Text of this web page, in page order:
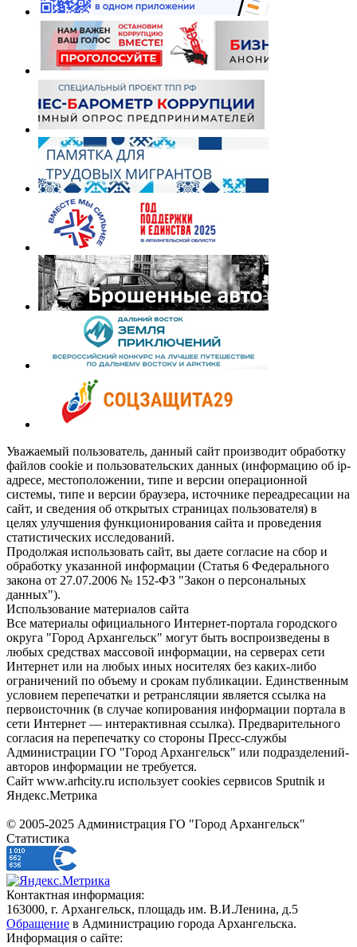
Уважаемый пользователь, данный сайт производит обработку
файлов cookie и пользовательских данных (информацию об ip-
адресе, местоположении, типе и версии операционной
системы, типе и версии браузера, источнике переадресации на
сайт, и сведения об открытых страницах пользователя) в
целях улучшения функционирования сайта и проведения
статистических исследований.
Продолжая использовать сайт, вы даете согласие на сбор и
обработку указанной информации (Статья 6 Федерального
закона от 27.07.2006 № 152-ФЗ "Закон о персональных
данных").
Использование материалов сайта
Все материалы официального Интернет-портала городского
округа "Город Архангельск" могут быть воспроизведены в
любых средствах массовой информации, на серверах сети
Интернет или на любых иных носителях без каких-либо
ограничений по объему и срокам публикации. Единственным
условием перепечатки и ретрансляции является ссылка на
первоисточник (в случае копирования информации портала в
сети Интернет — интерактивная ссылка). Предварительного
согласия на перепечатку со стороны Пресс-службы
Администрации ГО "Город Архангельск" или подразделений-
авторов информации не требуется.
Сайт www.arhcity.ru использует cookies сервисов Sputnik и
Яндекс.Метрика
© 2005-2025 Администрация ГО "Город Архангельск"
Статистика
Контактная информация:
163000, г. Архангельск, площадь им. В.И.Ленина, д.5
Обращение в Администрацию города Архангельска.
Информация о сайте: